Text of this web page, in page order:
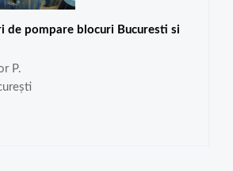
de pompare blocuri Bucuresti si
P.